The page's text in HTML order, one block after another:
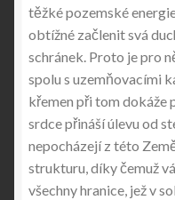
těžké pozemské
obtížné začlenit svá
schránek. Proto je pro
spolu s uzemňovacími
křemen při tom dokáže
srdce přináší úlevu od
nepocházejí z této
strukturu, díky čemuž
všechny hranice, jež v